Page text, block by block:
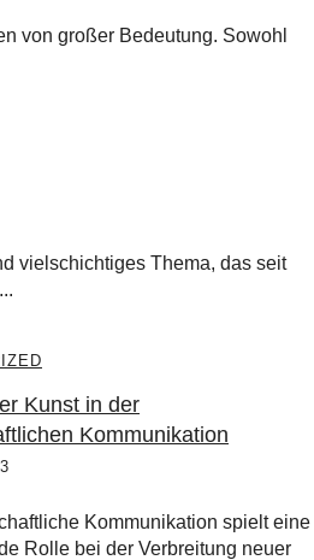
von großer Bedeutung. Sowohl
vielschichtiges Thema, das seit
Kunst in der
Kommunikation
Kommunikation spielt eine
Rolle bei der Verbreitung neuer